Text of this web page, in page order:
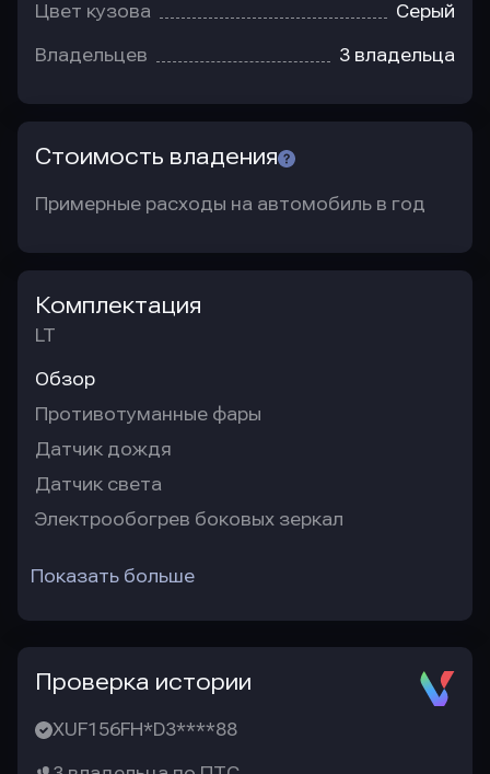
Цвет кузова Серый
Владельцев 3 владельца
Стоимость владения
Примерные расходы на автомобиль в год
Комплектация
LT
Обзор
Противотуманные фары
Датчик дождя
Датчик света
Электрообогрев боковых зеркал
Показать больше
Проверка истории
XUF156FH*D3****88